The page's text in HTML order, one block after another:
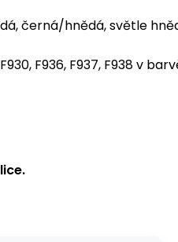
černá/hnědá, světle
F936, F937, F938 v